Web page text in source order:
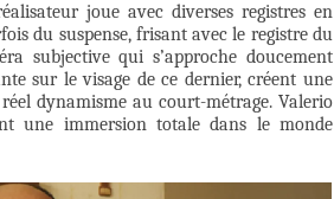
joue avec diverses registres en
du suspense, frisant avec le registre du
subjective qui s’approche doucement
sur le visage de ce dernier, créent une
dynamisme au court-métrage. Valerio
une immersion totale dans le monde